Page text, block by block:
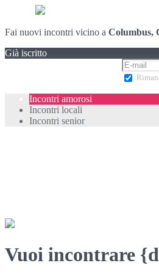
Fai nuovi incontri vicino a Columbus,
Già iscritto
Incontri amorosi
Incontri locali
Incontri senior
Vuoi incontrare